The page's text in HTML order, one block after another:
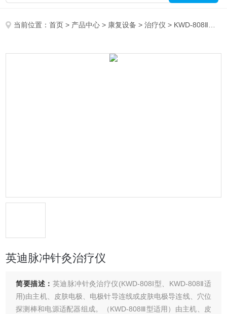
当前位置：首页 > 产品中心 > 康复设备 >治疗仪 > KWD-808Ⅱ英迪脉冲针灸治疗仪
英迪脉冲针灸治疗仪
简要描述： 英迪脉冲针灸治疗仪(KWD-808Ⅰ型、KWD-808Ⅱ适
用)由主机、皮肤电极、电极针导连线或皮肤电极导连线、穴位
探测棒和电源适配器组成。（KWD-808Ⅲ型适用）由主机、皮